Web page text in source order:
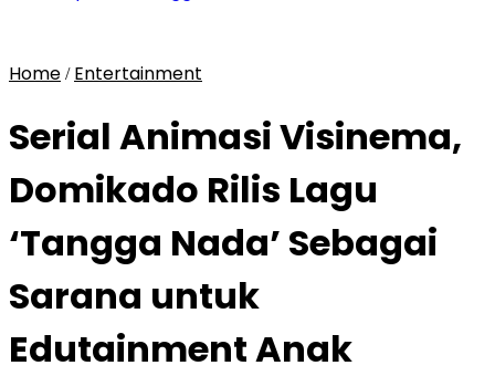
Home / Entertainment
Serial Animasi Visinema,
Domikado Rilis Lagu
‘Tangga Nada’ Sebagai
Sarana untuk
Edutainment Anak